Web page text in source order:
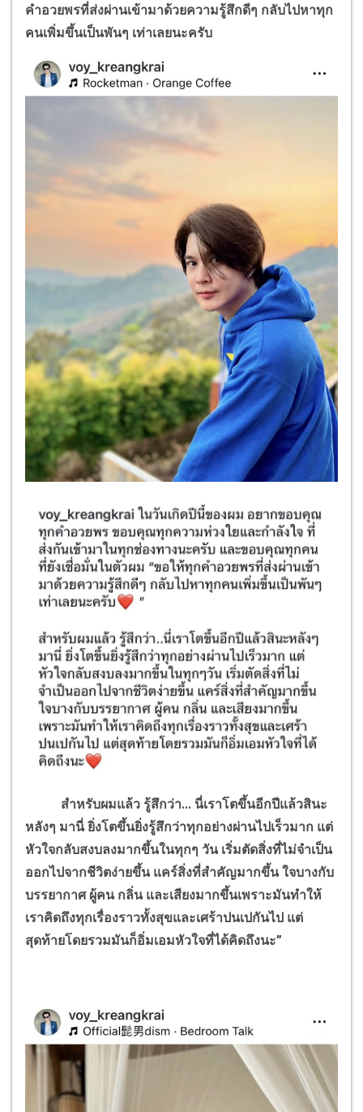
คำอวยพรที่ส่งผ่านเข้ามาด้วยความรู้สึกดีๆ กลับไปหาทุก
คนเพิ่มขึ้นเป็นพันๆ เท่าเลยนะครับ
สำหรับผมแล้ว รู้สึกว่า... นี่เราโตขึ้นอีกปีแล้วสินะ
หลังๆ มานี่ ยิ่งโตขึ้นยิ่งรู้สึกว่าทุกอย่างผ่านไปเร็วมาก แต่
หัวใจกลับสงบลงมากขึ้นในทุกๆ วัน เริ่มตัดสิ่งที่ไม่จำเป็น
ออกไปจากชีวิตง่ายขึ้น แคร์สิ่งที่สำคัญมากขึ้น ใจบางกับ
บรรยากาศ ผู้คน กลิ่น และเสียงมากขึ้นเพราะมันทำให้
เราคิดถึงทุกเรื่องราวทั้งสุขและเศร้าปนเปกันไป แต่
สุดท้ายโดยรวมมันก็อิ่มเอมหัวใจที่ได้คิดถึงนะ”